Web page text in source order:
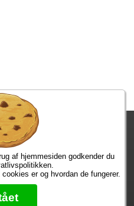
bortfalder ved køb over
dine varer på tirsdag!
til en 🐕
om os på Trustpilot
af hjemmesiden godkender du
er og hvordan de fungerer.